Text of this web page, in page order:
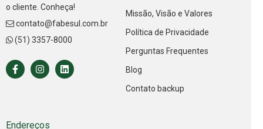
o cliente. Conheça!
contato@fabesul.com.br
(51) 3357-8000
Missão, Visão e Valores
Política de Privacidade
Perguntas Frequentes
Blog
Contato backup
Endereços